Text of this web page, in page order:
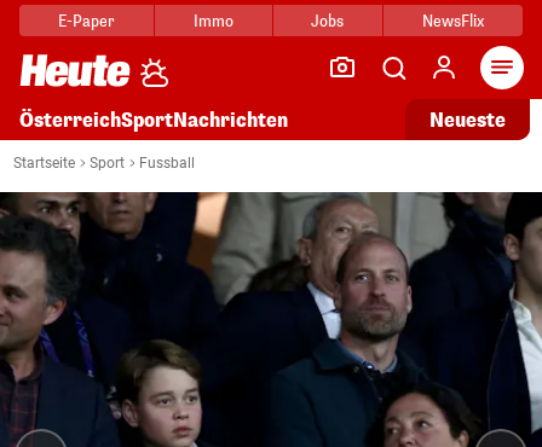
E-Paper Immo Jobs NewsFlix
ÖsterreichSportNachrichten Neueste
Startseite Sport Fussball